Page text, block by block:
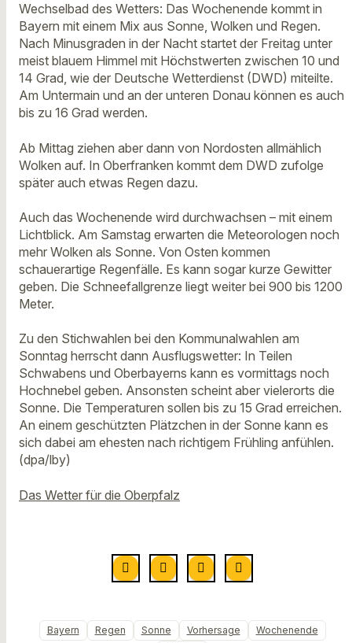
Wechselbad des Wetters: Das Wochenende kommt in
Bayern mit einem Mix aus Sonne, Wolken und Regen.
Nach Minusgraden in der Nacht startet der Freitag unter
meist blauem Himmel mit Höchstwerten zwischen 10 und
14 Grad, wie der Deutsche Wetterdienst (DWD) miteilte.
Am Untermain und an der unteren Donau können es auch
bis zu 16 Grad werden.
Ab Mittag ziehen aber dann von Nordosten allmählich
Wolken auf. In Oberfranken kommt dem DWD zufolge
später auch etwas Regen dazu.
Auch das Wochenende wird durchwachsen – mit einem
Lichtblick. Am Samstag erwarten die Meteorologen noch
mehr Wolken als Sonne. Von Osten kommen
schauerartige Regenfälle. Es kann sogar kurze Gewitter
geben. Die Schneefallgrenze liegt weiter bei 900 bis 1200
Meter.
Zu den Stichwahlen bei den Kommunalwahlen am
Sonntag herrscht dann Ausflugswetter: In Teilen
Schwabens und Oberbayerns kann es vormittags noch
Hochnebel geben. Ansonsten scheint aber vielerorts die
Sonne. Die Temperaturen sollen bis zu 15 Grad erreichen.
An einem geschützten Plätzchen in der Sonne kann es
sich dabei am ehesten nach richtigem Frühling anfühlen.
(dpa/lby)
Das Wetter für die Oberpfalz
Bayern Regen Sonne Vorhersage
Wochenende